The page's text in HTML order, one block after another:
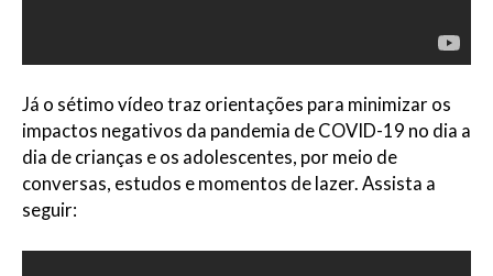
Já o sétimo vídeo traz orientações para minimizar os
impactos negativos da pandemia de COVID-19 no dia a
dia de crianças e os adolescentes, por meio de
conversas, estudos e momentos de lazer. Assista a
seguir: